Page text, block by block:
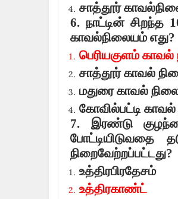
சாத்தூர்
6.நாட்டின் சிறந்த
காவல்நிலையம் எது?
பெரியகுளம்
சாத்தூர் காவல்
மதுரை காவல்
கோவில்பட்டி
7. இரண்டு
நிறைவேற்றப்பட்டது?
உத்திரபிரதேசம்
உத்திரகாண்ட்